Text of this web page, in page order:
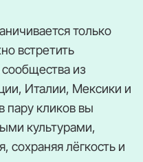
только
встретить
из
Италии, Мексики и
пару кликов вы
культурами,
сохраняя лёгкость и